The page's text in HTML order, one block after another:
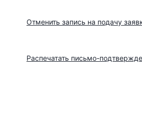
Отменить запись на подачу
Распечатать письмо-